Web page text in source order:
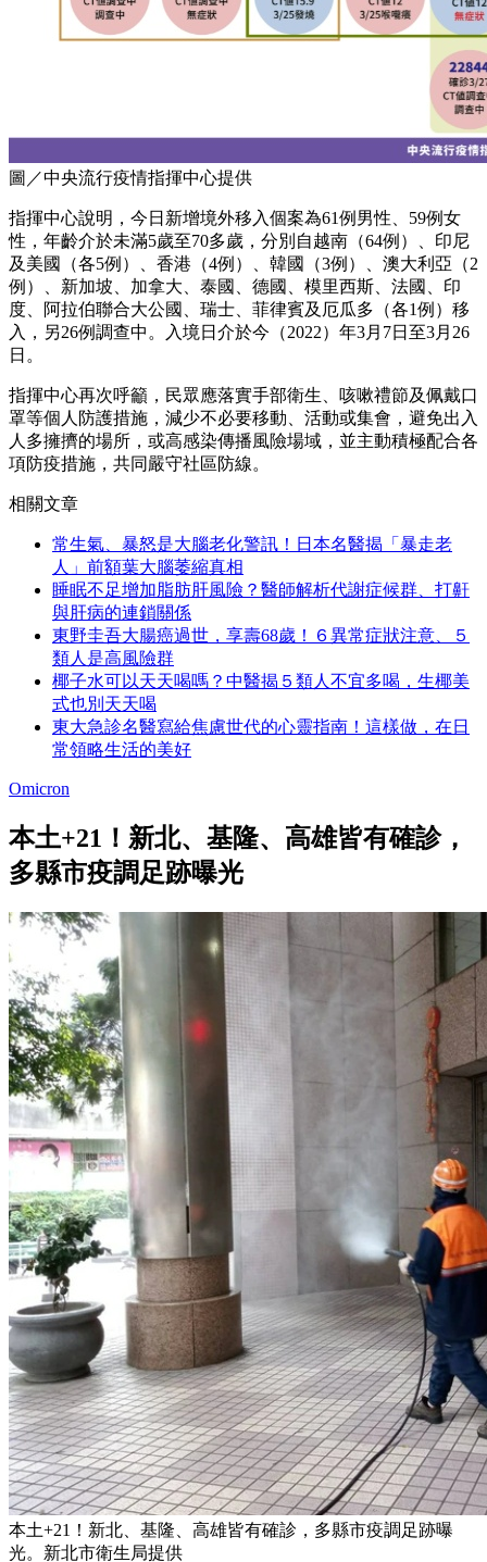
圖／中央流行疫情指揮中心提供
指揮中心說明，今日新增境外移入個案為61例男性、59例女
性，年齡介於未滿5歲至70多歲，分別自越南（64例）、印尼
及美國（各5例）、香港（4例）、韓國（3例）、澳大利亞（2
例）、新加坡、加拿大、泰國、德國、模里西斯、法國、印
度、阿拉伯聯合大公國、瑞士、菲律賓及厄瓜多（各1例）移
入，另26例調查中。入境日介於今（2022）年3月7日至3月26
日。
指揮中心再次呼籲，民眾應落實手部衛生、咳嗽禮節及佩戴口
罩等個人防護措施，減少不必要移動、活動或集會，避免出入
人多擁擠的場所，或高感染傳播風險場域，並主動積極配合各
項防疫措施，共同嚴守社區防線。
相關文章
常生氣、暴怒是大腦老化警訊！日本名醫揭「暴走老
人」前額葉大腦萎縮真相
睡眠不足增加脂肪肝風險？醫師解析代謝症候群、打鼾
與肝病的連鎖關係
東野圭吾大腸癌過世，享壽68歲！６異常症狀注意、５
類人是高風險群
椰子水可以天天喝嗎？中醫揭５類人不宜多喝，生椰美
式也別天天喝
東大急診名醫寫給焦慮世代的心靈指南！這樣做，在日
常領略生活的美好
Omicron
本土+21！新北、基隆、高雄皆有確診，
多縣市疫調足跡曝光
本土+21！新北、基隆、高雄皆有確診，多縣市疫調足跡曝
光。新北市衛生局提供